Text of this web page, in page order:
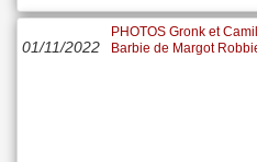
01/11/2022
PHOTOS Gronk et
Barbie de Margot